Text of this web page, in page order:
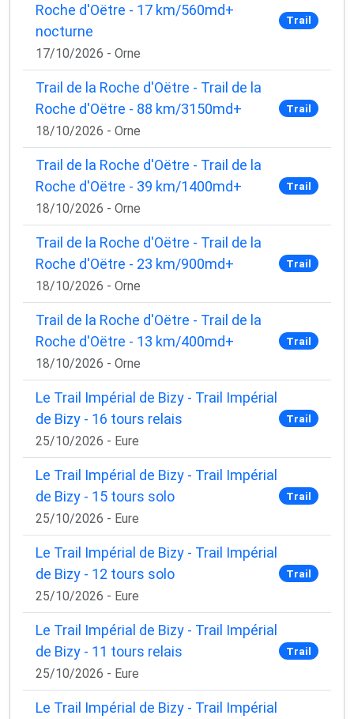
Roche d'Oëtre - 17 km/560md+
nocturne
17/10/2026 - Orne
Trail
Trail de la Roche d'Oëtre - Trail de la
Roche d'Oëtre - 88 km/3150md+
18/10/2026 - Orne
Trail
Trail de la Roche d'Oëtre - Trail de la
Roche d'Oëtre - 39 km/1400md+
18/10/2026 - Orne
Trail
Trail de la Roche d'Oëtre - Trail de la
Roche d'Oëtre - 23 km/900md+
18/10/2026 - Orne
Trail
Trail de la Roche d'Oëtre - Trail de la
Roche d'Oëtre - 13 km/400md+
18/10/2026 - Orne
Trail
Le Trail Impérial de Bizy - Trail Impérial
de Bizy - 16 tours relais
25/10/2026 - Eure
Trail
Le Trail Impérial de Bizy - Trail Impérial
de Bizy - 15 tours solo
25/10/2026 - Eure
Trail
Le Trail Impérial de Bizy - Trail Impérial
de Bizy - 12 tours solo
25/10/2026 - Eure
Trail
Le Trail Impérial de Bizy - Trail Impérial
de Bizy - 11 tours relais
25/10/2026 - Eure
Trail
Le Trail Impérial de Bizy - Trail Impérial